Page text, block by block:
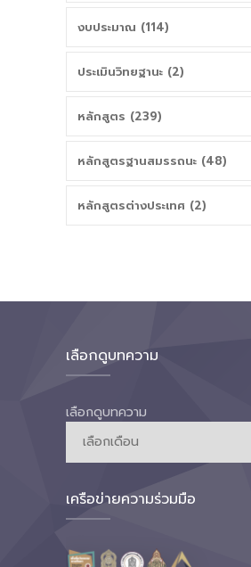
งบประมาณ (114)
ประเมินวิทยฐานะ (2)
หลักสูตร (239)
หลักสูตรฐานสมรรถนะ (48)
หลักสูตรต่างประเทศ (2)
เลือกดูบทความ
เลือกดูบทความ
เครือข่ายความร่วมมือ